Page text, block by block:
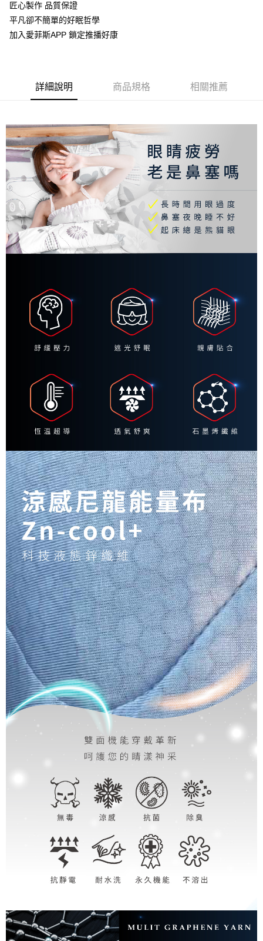
物流宅配
每筆NT$150，滿NT$1,599(含以上)免運費
匠心製作 品質保證
平凡卻不簡單的好眠哲學
加入愛菲斯APP 鎖定推播好康
詳細說明 商品規格 相關推薦